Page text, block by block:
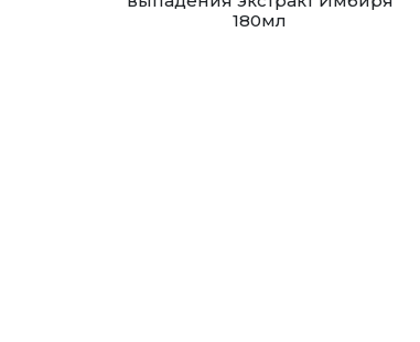
180мл